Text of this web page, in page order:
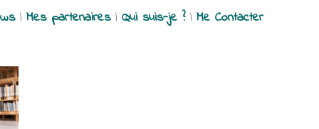
| Mes partenaires| Qui suis-je ?| Me Contacter